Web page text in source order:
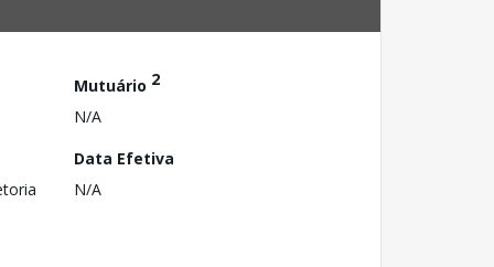
Mutuário 2
N/A
Data Efetiva
N/A